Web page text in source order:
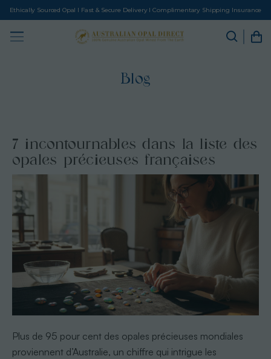
Ethically Sourced Opal I Fast & Secure Delivery I Complimentary Shipping Insurance
Blog
7 incontournables dans la liste des
opales précieuses françaises
Plus de 95 pour cent des opales précieuses mondiales
proviennent d’Australie, un chiffre qui intrigue les